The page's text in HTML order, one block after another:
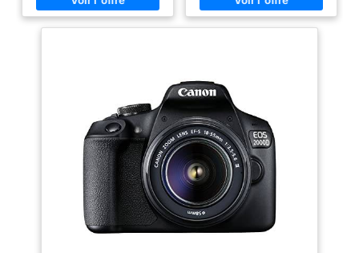
d'obturation de la caméra:
automatique offre - et pour une
des résultats de qualité
supérieure Capturez des
moments spontanés â€“ dans
des vidéos Full HD créatives ou
des clichés vidéo des points
culminants de la journée
Enregistrez en toute confiance :
grce à la mise au point
automatique précise, au viseur
optique, à la prise de vue en
rafale jusqu'à 3 images par
seconde et au processeur
d'image DIGIC 4, vous pouvez